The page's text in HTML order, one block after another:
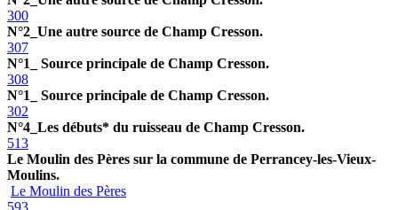
300
N°2_Une autre source de Champ Cresson.
307
N°1_ Source principale de Champ Cresson.
308
N°1_ Source principale de Champ Cresson.
302
N°4_Les débuts* du ruisseau de Champ Cresson.
513
Le Moulin des Pères sur la commune de Perrancey-les-Vieux-
Moulins.
Le Moulin des Pères
593